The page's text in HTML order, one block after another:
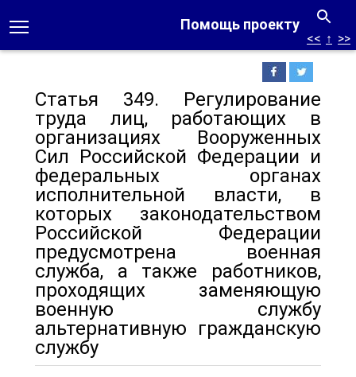
Помощь проекту
<< ↑ >>
Статья 349. Регулирование
труда лиц, работающих в
организациях Вооруженных
Сил Российской Федерации и
федеральных органах
исполнительной власти, в
которых законодательством
Российской Федерации
предусмотрена военная
служба, а также работников,
проходящих заменяющую
военную службу
альтернативную гражданскую
службу